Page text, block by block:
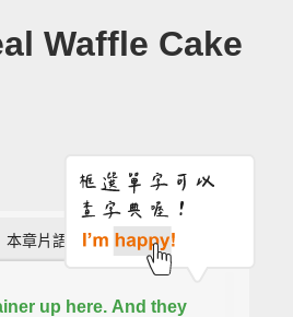
Waffle Cake
本章片語 (0)
up here. And they